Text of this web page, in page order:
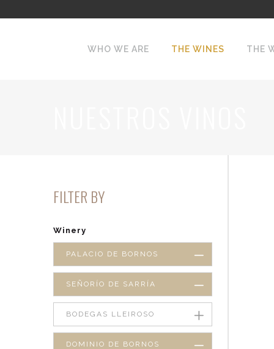
WHO WE ARE THE WINES THE
FILTER BY
Winery
PALACIO DE BORNOS
SEÑORÍO DE SARRÍA
BODEGAS LLEIROSO
DOMINIO DE BORNOS